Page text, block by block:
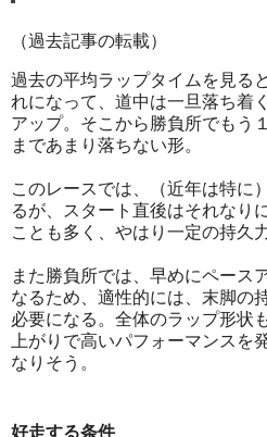
（過去記事の転載）
過去の平均ラップタイムを見る
れになって、道中は一旦落ち着
アップ。そこから勝負所でもう
まであまり落ちない形。
このレースでは、（近年は特に
るが、スタート直後はそれなり
ことも多く、やはり一定の持久
また勝負所では、早めにペース
なるため、適性的には、末脚の
必要になる。全体のラップ形状
上がりで高いパフォーマンスを
なりそう。
好走する条件